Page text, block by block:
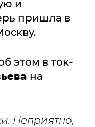
и
пришла в
этом в ток-
на
Неприятно,